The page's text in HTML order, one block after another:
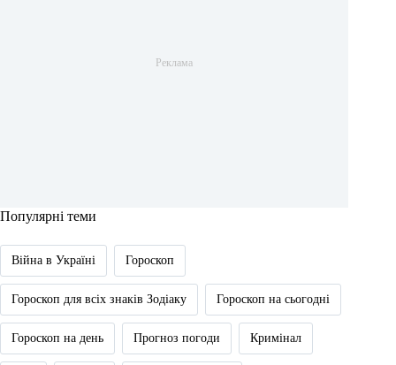
Популярні теми
Війна в Україні Гороскоп
Гороскоп для всіх знаків Зодіаку Гороскоп на сьогодні
Гороскоп на день Прогноз погоди Кримінал